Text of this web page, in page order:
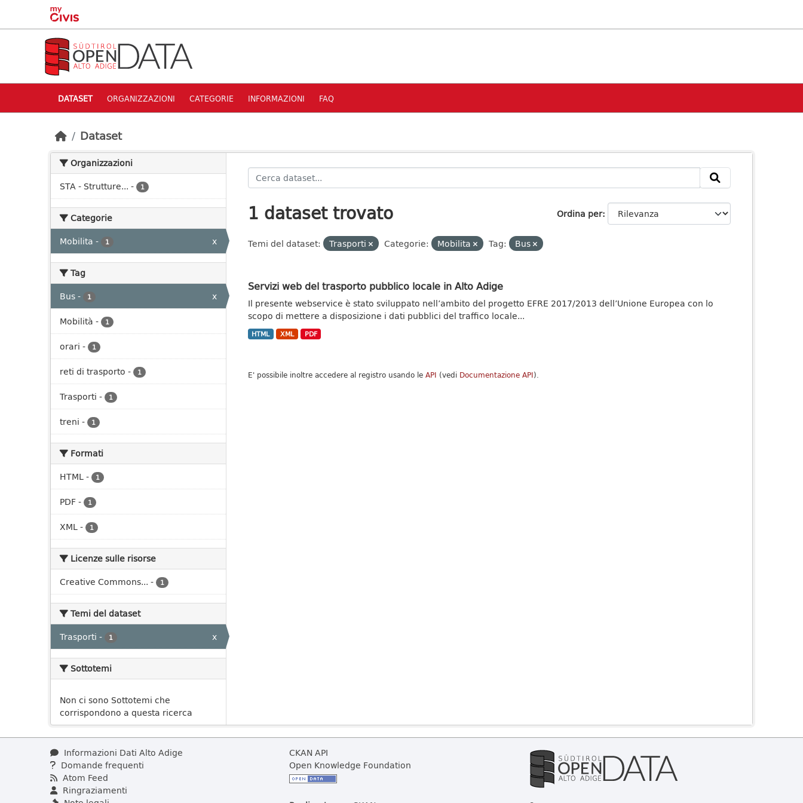
Skip to main content
DATASET ORGANIZZAZIONI CATEGORIE INFORMAZIONI FAQ
Dataset
Organizzazioni
STA - Strutture... - 1
Categorie
Mobilita - 1 x
Tag
Bus- 1
x
Mobilità - 1
orari - 1
reti di trasporto - 1
Trasporti - 1
treni - 1
Formati
HTML- 1
PDF- 1
XML- 1
Licenze sulle risorse
Creative Commons... - 1
Temi del dataset
Trasporti - 1 x
Sottotemi
Non ci sono Sottotemi che
corrispondono a questa ricerca
Ordina per
1 dataset trovato
Temi del dataset: Trasporti Categorie: Mobilita Tag: Bus
Servizi web del trasporto pubblico locale in Alto Adige
Il presente webservice è stato sviluppato nell’ambito del progetto EFRE 2017/2013 dell’Unione Europea con lo
scopo di mettere a disposizione i dati pubblici del traffico locale...
HTML XML PDF
E' possibile inoltre accedere al registro usando le API (vedi Documentazione API).
Informazioni Dati Alto Adige
Domande frequenti
Atom Feed
Ringraziamenti
CKAN API
Open Knowledge Foundation